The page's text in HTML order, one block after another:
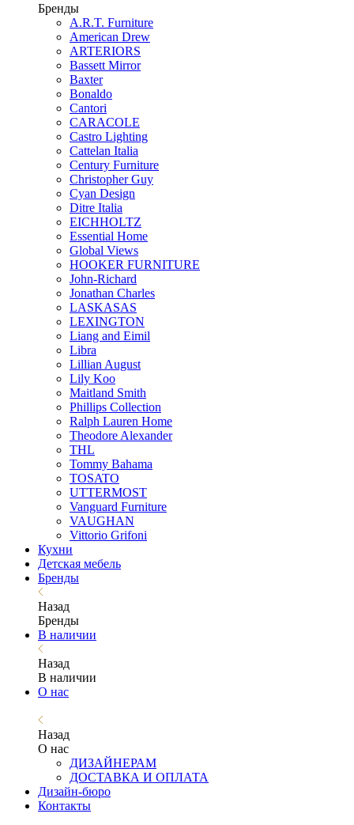
Бренды
A.R.T. Furniture
American Drew
ARTERIORS
Bassett Mirror
Baxter
Bonaldo
Cantori
CARACOLE
Castro Lighting
Cattelan Italia
Century Furniture
Christopher Guy
Cyan Design
Ditre Italia
EICHHOLTZ
Essential Home
Global Views
HOOKER FURNITURE
John-Richard
Jonathan Charles
LASKASAS
LEXINGTON
Liang and Eimil
Libra
Lillian August
Lily Koo
Maitland Smith
Phillips Collection
Ralph Lauren Home
Theodore Alexander
THL
Tommy Bahama
TOSATO
UTTERMOST
Vanguard Furniture
VAUGHAN
Vittorio Grifoni
Кухни
Детская мебель
Бренды
Назад
Бренды
В наличии
Назад
В наличии
О нас
Назад
О нас
ДИЗАЙНЕРАМ
ДОСТАВКА И ОПЛАТА
Дизайн-бюро
Контакты